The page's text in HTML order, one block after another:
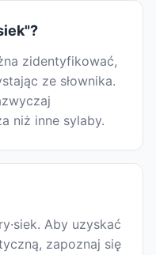
zidentyfikować,
ze słownika.
niż inne sylaby.
Aby uzyskać
zapoznaj się